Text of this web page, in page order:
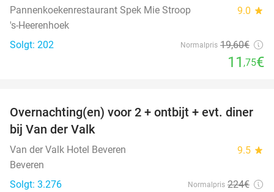
Pannenkoekenrestaurant Spek Mie Stroop 9.0 star
's-Heerenhoek
Solgt: 202
Normalpris 19,60€
11 ,75€
51%
Overnachting(en) voor 2 + ontbijt + evt. diner
bij Van der Valk
Van der Valk Hotel Beveren 9.5 star
Beveren
Solgt: 3.276
Normalpris 224€